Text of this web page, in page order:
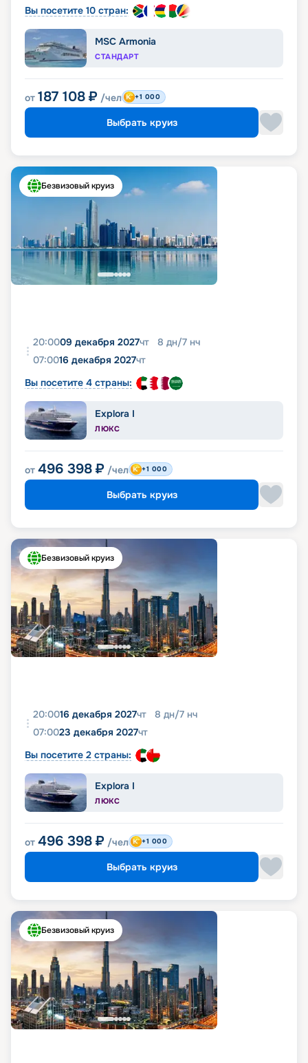
Вы посетите 10 стран:
MSC Armonia
СТАНДАРТ
от 187 108 ₽ /чел +1 000
Выбрать круиз
Безвизовый круиз
20:0009 декабря 2027чт 8 дн/7 нч
07:0016 декабря 2027чт
Вы посетите 4 страны:
Explora I
ЛЮКС
от 496 398 ₽ /чел +1 000
Выбрать круиз
Безвизовый круиз
20:0016 декабря 2027чт 8 дн/7 нч
07:0023 декабря 2027чт
Вы посетите 2 страны:
Explora I
ЛЮКС
от 496 398 ₽ /чел +1 000
Выбрать круиз
Безвизовый круиз